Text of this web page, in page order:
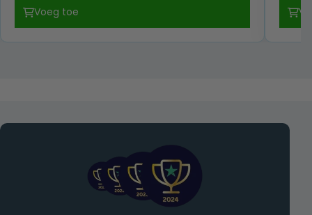
was:
€ 59,00.€ 29,00.
Voeg toe